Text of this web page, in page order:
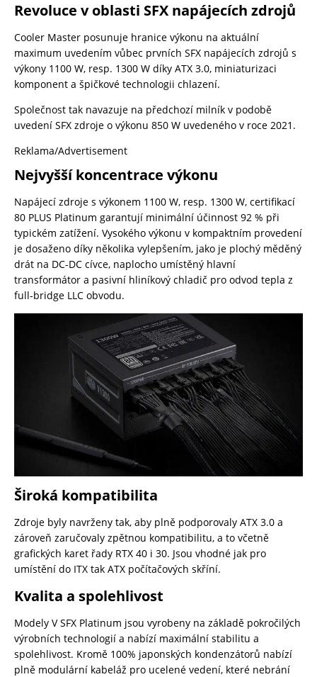
Revoluce v oblasti SFX napájecích zdrojů
Cooler Master posunuje hranice výkonu na aktuální
maximum uvedením vůbec prvních SFX napájecích zdrojů s
výkony 1100 W, resp. 1300 W díky ATX 3.0, miniaturizaci
komponent a špičkové technologii chlazení.
Společnost tak navazuje na předchozí milník v podobě
uvedení SFX zdroje o výkonu 850 W uvedeného v roce 2021.
Reklama/Advertisement
Nejvyšší koncentrace výkonu
Napájecí zdroje s výkonem 1100 W, resp. 1300 W, certifikací
80 PLUS Platinum garantují minimální účinnost 92 % při
typickém zatížení. Vysokého výkonu v kompaktním provedení
je dosaženo díky několika vylepšením, jako je plochý měděný
drát na DC-DC cívce, naplocho umístěný hlavní
transformátor a pasivní hliníkový chladič pro odvod tepla z
full-bridge LLC obvodu.
Široká kompatibilita
Zdroje byly navrženy tak, aby plně podporovaly ATX 3.0 a
zároveň zaručovaly zpětnou kompatibilitu, a to včetně
grafických karet řady RTX 40 i 30. Jsou vhodné jak pro
umístění do ITX tak ATX počítačových skříní.
Kvalita a spolehlivost
Modely V SFX Platinum jsou vyrobeny na základě pokročilých
výrobních technologií a nabízí maximální stabilitu a
spolehlivost. Kromě 100% japonských kondenzátorů nabízí
plně modulární kabeláž pro ucelené vedení, které nebrání